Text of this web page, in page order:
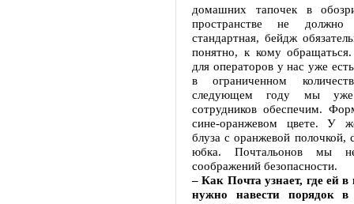
домашних тапочек в
пространстве не
стандартная, бейдж
понятно, к кому
для операторов у нас уже
в ограниченном
следующем году мы
сотрудников обеспечим.
сине-оранжевом цвете. У
блуза с оранжевой полочкой,
юбка. Почтальонов мы
соображений безопасности.
– Как Почта узнает, где ей в
нужно навести порядок в